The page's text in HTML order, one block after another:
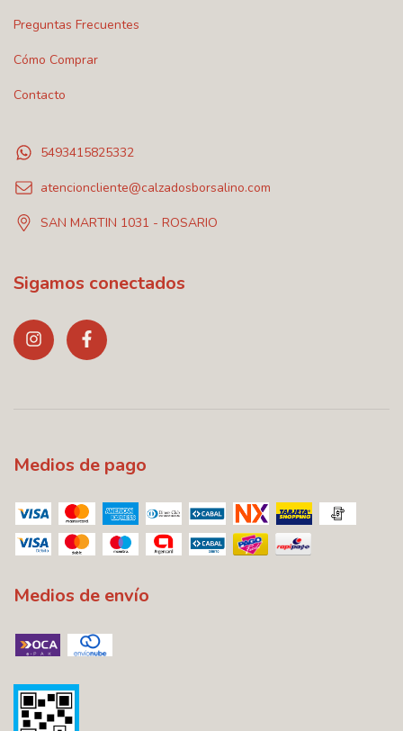
Preguntas Frecuentes
Cómo Comprar
Contacto
5493415825332
atencioncliente@calzadosborsalino.com
SAN MARTIN 1031 - ROSARIO
Sigamos conectados
Medios de pago
Medios de envío